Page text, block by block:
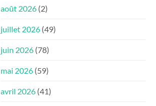
août 2026 (2)
juillet 2026 (49)
juin 2026 (78)
mai 2026 (59)
avril 2026 (41)